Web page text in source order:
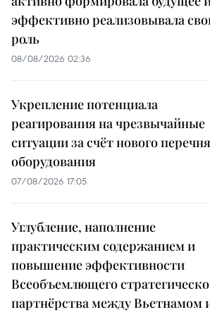
эффективно реализовывала
роль
08/08/2026 02:36
Укрепление потенциала
реагирования на чрезвычайные
ситуации за счёт нового перечня
оборудования
07/08/2026 17:05
Углубление, наполнение
практическим содержанием и
повышение эффективности
Всеобъемлющего
партнёрства между Вьетнамом